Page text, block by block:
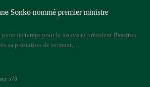
Sonko nommé premier ministre
perte de temps pour le nouveau président Bassirou
sa prestation de serment,…
578